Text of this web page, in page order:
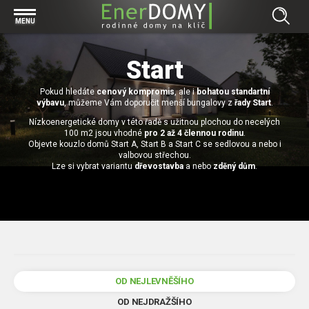
MENU
Prohlížet vše v kategorii Bungalovy
Concept
Exclusive
Effective
Economy
Prohlížet vše v kategorii Projekty
Individuální projekty
Typové řešení
Prohlížet vše v kategorii Technologie
Základová deska
Technologie domu
Zděné domy na klíč
Prohlížet vše v kategorii Kontakt
Prohlížet vše v kategorii Magazín
Výhody a nevýhody dřevostaveb a zděných domů
Přízemní rodinné domy
RD Sadská
RD Zhoř u Jihlavy
Za jeden den pod střechou
Video EnerDOMY s.r.o.
Start
Pokud hledáte cenový kompromis, ale ibohatou standartní
výbavu, můžeme Vám doporučit menší bungalovy zřady Start.
Nízkoenergetické domy v této řadě s užitnou plochou do necelých
100 m2 jsou vhodné pro 2 až 4 člennou rodinu.
Objevte kouzlo domů Start A, Start B a Start C se sedlovou a nebo i
valbovou střechou.
Lze si vybrat variantudřevostavbaa nebozděný dům.
OD NEJLEVNĚŠÍHO
OD NEJDRAŽŠÍHO